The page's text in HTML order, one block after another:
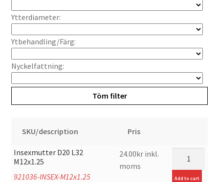
Wheelstud.
Gänginsatser.
Navringar.
Verktyg/Övrigt.
Fyndvaror.
Ytterdiameter:
Ytbehandling/Färg:
Nyckelfattning:
Töm filter
SKU/description Pris
Insexmutter D20 L32
M12x1.25
921036-INSEX-M12x1.25
24.00krinkl.
moms
Add to cart